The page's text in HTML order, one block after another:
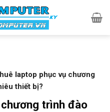
laptop phục vụ chương
thiết bị?
trình đào